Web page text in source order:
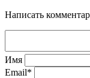
Написать
Имя
Email*